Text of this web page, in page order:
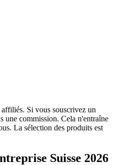
Si vous souscrivez un
une commission. Cela n'entraîne
La sélection des produits est
Suisse 2026